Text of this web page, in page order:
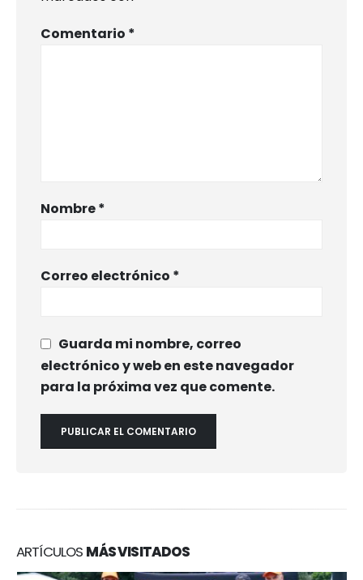
Comentario *
Nombre*
Correo electrónico *
Guarda mi nombre, correo
electrónico y web en este navegador
para la próxima vez que comente.
ARTÍCULOS MÁS VISITADOS